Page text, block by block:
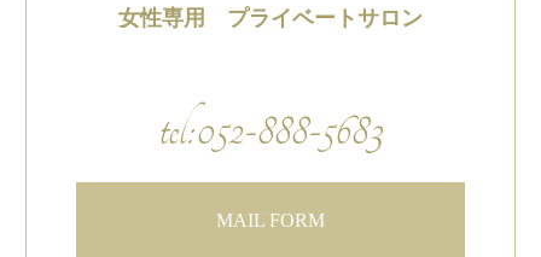
女性専用 プライベートサロン
tel:052-888-5683
MAIL FORM